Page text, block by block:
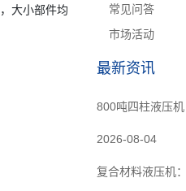
大小部件均
常见问答
市场活动
最新资讯
800吨四柱液压
2026-08-04
复合材料液压机